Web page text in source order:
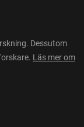
Dessutom
Läs mer om